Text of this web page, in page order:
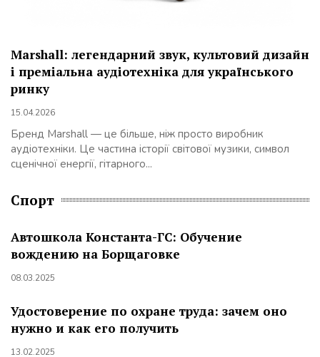
Marshall: легендарний звук, культовий дизайн
і преміальна аудіотехніка для українського
ринку
15.04.2026
Бренд Marshall — це більше, ніж просто виробник
аудіотехніки. Це частина історії світової музики, символ
сценічної енергії, гітарного...
Спорт
Автошкола Константа-ГС: Обучение
вождению на Борщаговке
08.03.2025
Удостоверение по охране труда: зачем оно
нужно и как его получить
13.02.2025